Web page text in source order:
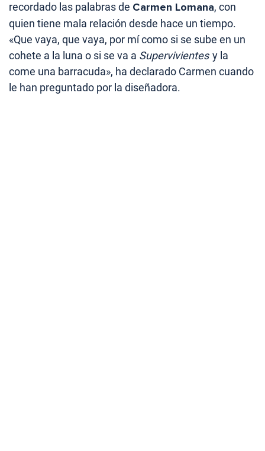
recordado las palabras de Carmen Lomana, con
quien tiene mala relación desde hace un tiempo.
«Que vaya, que vaya, por mí como si se sube en un
cohete a la luna o si se va a Supervivientes y la
come una barracuda», ha declarado Carmen cuando
le han preguntado por la diseñadora.